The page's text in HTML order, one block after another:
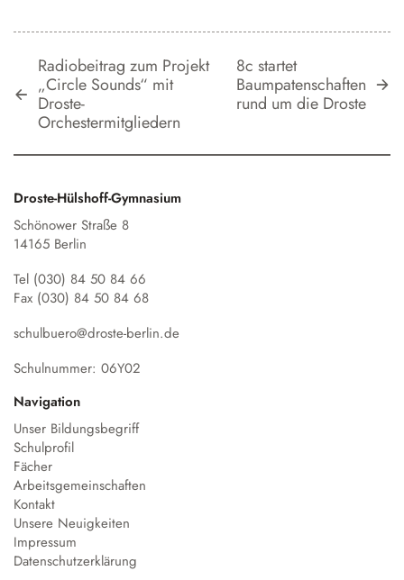
Radiobeitrag zum Projekt
„Circle Sounds“ mit
Droste-
Orchestermitgliedern
8c startet
Baumpatenschaften
rund um die Droste
Droste-Hülshoff-Gymnasium
Schönower Straße 8
14165 Berlin
Tel (030) 84 50 84 66
Fax (030) 84 50 84 68
schulbuero@droste-berlin.de
Schulnummer: 06Y02
Navigation
Unser Bildungsbegriff
Schulprofil
Fächer
Arbeitsgemeinschaften
Kontakt
Unsere Neuigkeiten
Impressum
Datenschutzerklärung